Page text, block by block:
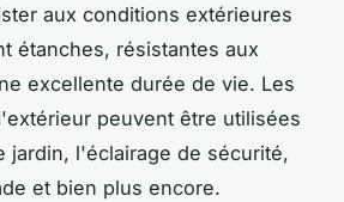
aux conditions extérieures
étanches, résistantes aux
excellente durée de vie. Les
peuvent être utilisées
jardin, l'éclairage de sécurité,
et bien plus encore.